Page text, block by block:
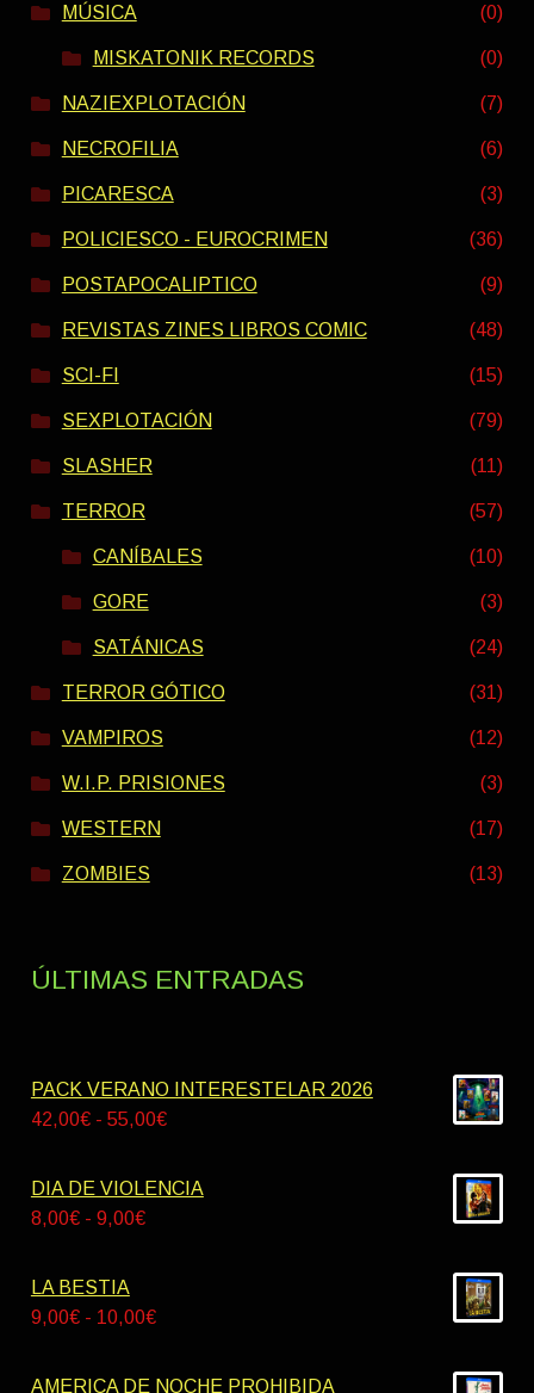
MÚSICA (0)
MISKATONIK RECORDS (0)
NAZIEXPLOTACIÓN (7)
NECROFILIA (6)
PICARESCA (3)
POLICIESCO - EUROCRIMEN (36)
POSTAPOCALIPTICO (9)
REVISTAS ZINES LIBROS COMIC (48)
SCI-FI (15)
SEXPLOTACIÓN (79)
SLASHER (11)
TERROR (57)
CANÍBALES (10)
GORE (3)
SATÁNICAS (24)
TERROR GÓTICO (31)
VAMPIROS (12)
W.I.P. PRISIONES (3)
WESTERN (17)
ZOMBIES (13)
ÚLTIMAS ENTRADAS
PACK VERANO INTERESTELAR 2026
42,00€ - 55,00€Rango
precios:
DIA DE VIOLENCIA
8,00€ - 9,00€Rango
desde
LA BESTIA
9,00€ - 10,00€Rango
precios:
AMERICA DE NOCHE PROHIBIDA